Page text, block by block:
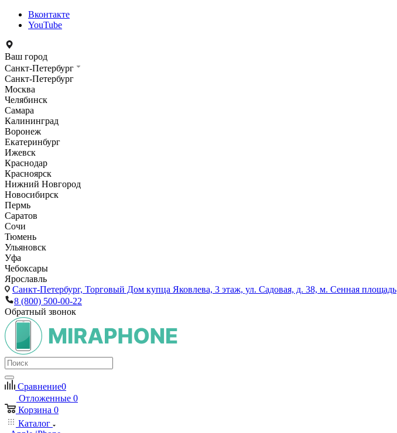
Вконтакте
YouTube
Ваш город
Санкт-Петербург
Санкт-Петербург
Москва
Челябинск
Самара
Калининград
Воронеж
Екатеринбург
Ижевск
Краснодар
Красноярск
Нижний Новгород
Новосибирск
Пермь
Саратов
Сочи
Тюмень
Ульяновск
Уфа
Чебоксары
Ярославль
Санкт-Петербург, Торговый Дом купца Яковлева, 3 этаж, ул. Садовая, д. 38, м. Сенная площадь
8 (800) 500-00-22
Обратный звонок
Сравнение0
Отложенные 0
Корзина 0
Каталог